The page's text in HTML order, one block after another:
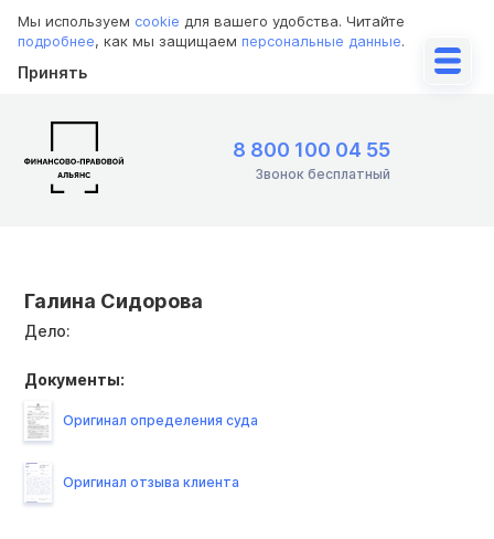
Мы используем cookie для вашего удобства. Читайте
подробнее, как мы защищаем персональные данные.
Принять
8 800 100 04 55
Звонок бесплатный
Галина Сидорова
Дело:
Документы:
Оригинал определения суда
Оригинал отзыва клиента